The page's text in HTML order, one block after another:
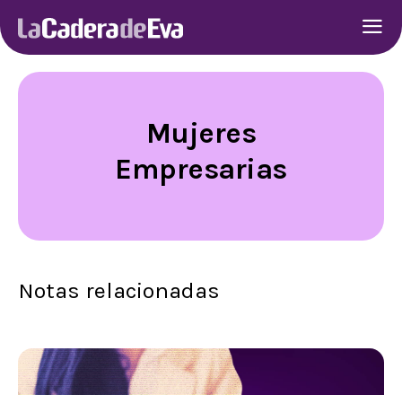
Mujeres
Empresarias
Notas relacionadas